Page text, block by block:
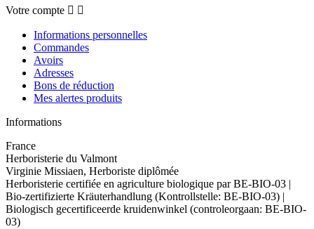
Votre compte  
Informations personnelles
Commandes
Avoirs
Adresses
Bons de réduction
Mes alertes produits
Informations
France
Herboristerie du Valmont
Virginie Missiaen, Herboriste diplômée
Herboristerie certifiée en agriculture biologique par BE-BIO-03 |
Bio-zertifizierte Kräuterhandlung (Kontrollstelle: BE-BIO-03) |
Biologisch gecertificeerde kruidenwinkel (controleorgaan: BE-BIO-
03)